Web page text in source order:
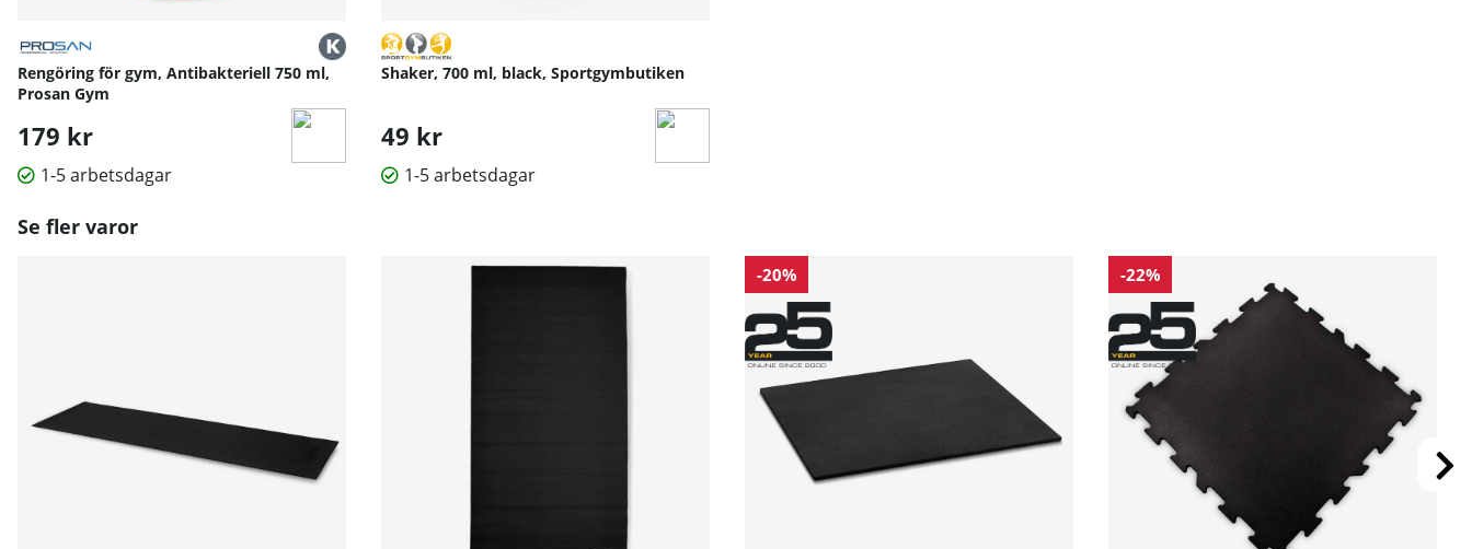
Rengöring för gym, Antibakteriell 750 ml,
Prosan Gym
179 kr
1-5 arbetsdagar
Shaker, 700 ml, black, Sportgymbutiken
49 kr
1-5 arbetsdagar
Se fler varor
-20% -22%